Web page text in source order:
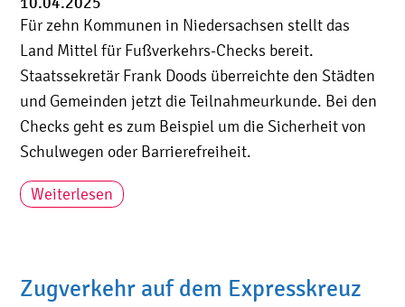
Für zehn Kommunen in Niedersachsen stellt das
Land Mittel für Fußverkehrs-Checks bereit.
Staatssekretär Frank Doods überreichte den Städten
und Gemeinden jetzt die Teilnahmeurkunde. Bei den
Checks geht es zum Beispiel um die Sicherheit von
Schulwegen oder Barrierefreiheit.
Weiterlesen
Zugverkehr auf dem Expresskreuz